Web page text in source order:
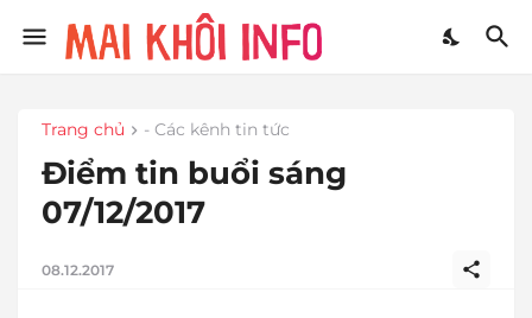
Trang chủ - Các kênh tin tức
Điểm tin buổi sáng
07/12/2017
08.12.2017